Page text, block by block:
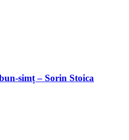
simț – Sorin Stoica